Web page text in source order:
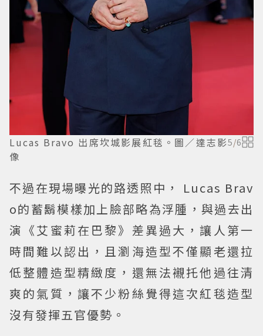
Lucas Bravo 出席坎城影展紅毯。圖／達志影
像
5/6
不過在現場曝光的路透照中， Lucas Brav
o的蓄鬍模樣加上臉部略為浮腫，與過去出
演《艾蜜莉在巴黎》差異過大，讓人第一
時間難以認出，且瀏海造型不僅顯老還拉
低整體造型精緻度，還無法襯托他過往清
爽的氣質，讓不少粉絲覺得這次紅毯造型
沒有發揮五官優勢。